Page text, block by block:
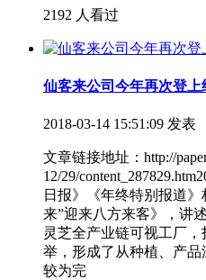
2192 人看过
仙客来公司今年再次登上
2018-03-14 15:51:09 发表
文章链接地址：http://
12/29/
日报》《年终特别报道
来”迎来八方来客》，讲
灵芝全产业链可视工厂
举，形成了从种植、产
较为完